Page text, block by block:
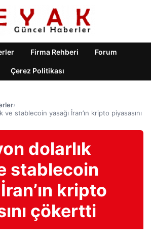
Firma Rehberi Forum
Çerez Politikası
›
stablecoin yasağı İran’ın kripto piyasasını
dolarlık
stablecoin
kripto
çökertti